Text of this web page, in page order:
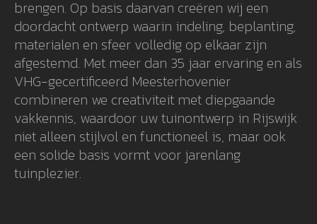
brengen. Op basis daarvan creëren wij een
doordacht ontwerp waarin indeling, beplanting,
materialen en sfeer volledig op elkaar zijn
afgestemd. Met meer dan 35 jaar ervaring en als
VHG-gecertificeerd Meesterhovenier
combineren we creativiteit met diepgaande
vakkennis, waardoor uw tuinontwerp in Rijswijk
niet alleen stijlvol en functioneel is, maar ook
een solide basis vormt voor jarenlang
tuinplezier.